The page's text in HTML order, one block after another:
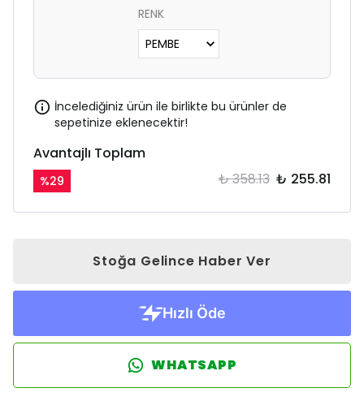
RENK
İncelediğiniz ürün ile birlikte bu ürünler de
sepetinize eklenecektir!
Avantajlı Toplam
%29 ₺ 358.13 ₺ 255.81
Stoğa Gelince Haber Ver
WHATSAPP